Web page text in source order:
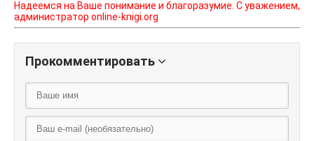
Надеемся на Ваше понимание и благоразумие. С уважением,
администратор online-knigi.org
Прокомментировать